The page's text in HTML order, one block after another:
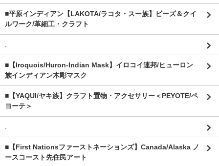
■平原インディアン【LAKOTA/ラコタ・スー族】ビーズ＆クイ
ルワーク/革細工・クラフト
.
■【Iroquois/Huron-Indian Mask】イロコイ連邦/ヒューロン
族インディアン木彫マスク
■【YAQUI/ヤキ族】クラフト置物・アクセサリー＜PEYOTE/ペ
ヨーテ＞
.
■【First Nationsファーストネーションズ】Canada/Alaska ノ
ースコースト先住民アート